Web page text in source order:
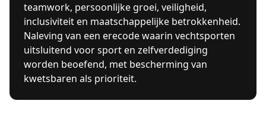
teamwork, persoonlijke groei, veiligheid,
inclusiviteit en maatschappelijke betrokkenheid.
Naleving van een erecode waarin vechtsporten
uitsluitend voor sport en zelfverdediging
worden beoefend, met bescherming van
kwetsbaren als prioriteit.